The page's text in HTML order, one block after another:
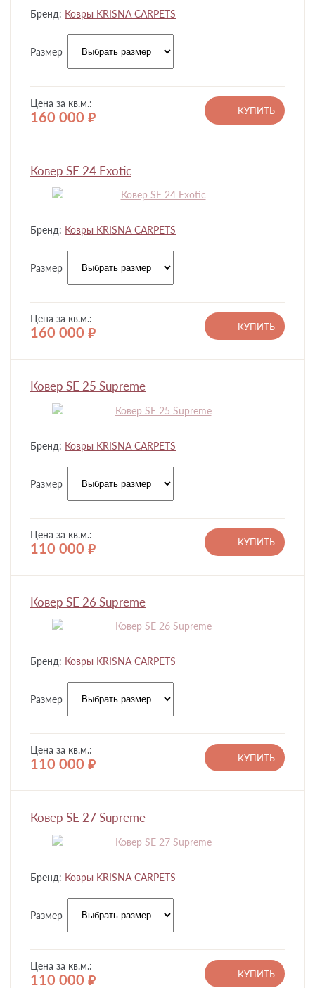
Бренд: Ковры KRISNA CARPETS
Размер
Цена за кв.м.:
160 000 руб.
КУПИТЬ
Ковер SE 24 Exotic
Бренд: Ковры KRISNA CARPETS
Размер
Цена за кв.м.:
160 000 руб.
КУПИТЬ
Ковер SE 25 Supreme
Бренд: Ковры KRISNA CARPETS
Размер
Цена за кв.м.:
110 000 руб.
КУПИТЬ
Ковер SE 26 Supreme
Бренд: Ковры KRISNA CARPETS
Размер
Цена за кв.м.:
110 000 руб.
КУПИТЬ
Ковер SE 27 Supreme
Бренд: Ковры KRISNA CARPETS
Размер
Цена за кв.м.:
110 000 руб.
КУПИТЬ